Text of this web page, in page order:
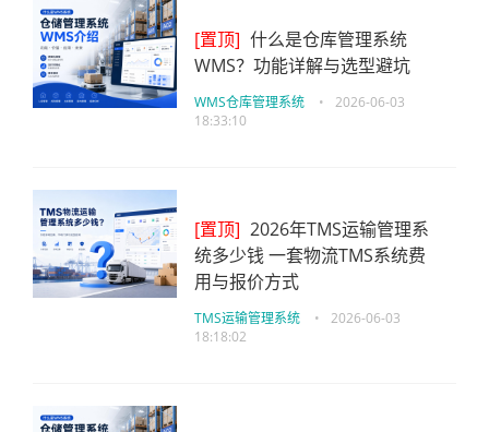
[置顶] 什么是仓库管理系统
WMS？功能详解与选型避坑
WMS仓库管理系统 •
2026-06-03
18:33:10
[置顶] 2026年TMS运输管理系
统多少钱 一套物流TMS系统费
用与报价方式
TMS运输管理系统 •
2026-06-03
18:18:02